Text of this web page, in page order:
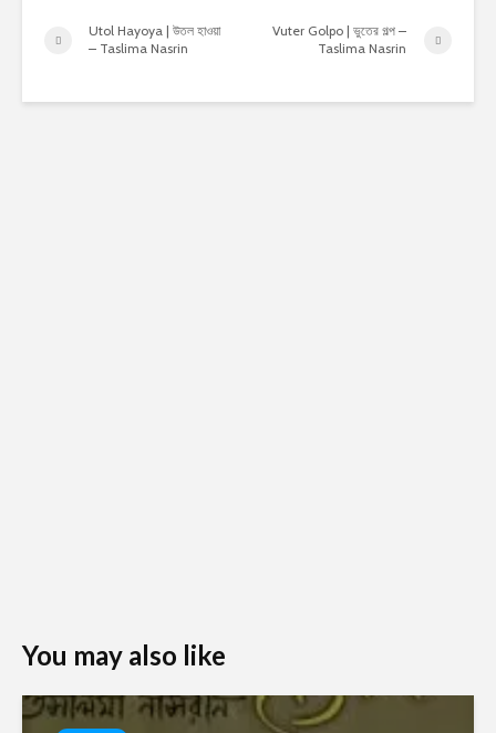
Utol Hayoya | উতল হাওয়া
– Taslima Nasrin
Vuter Golpo | ভুতের গল্প –
Taslima Nasrin
You may also like